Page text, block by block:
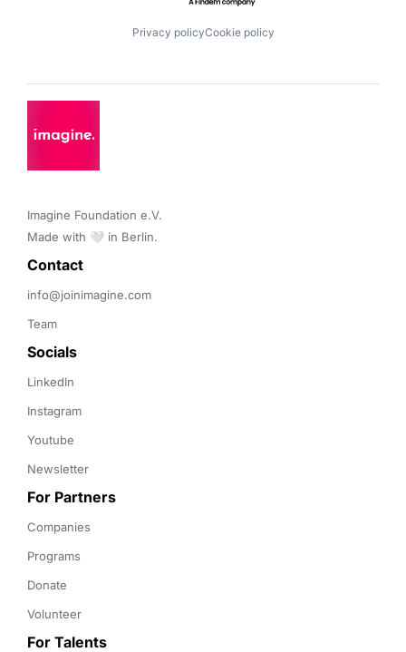
Privacy policyCookie policy
Imagine Foundation e.V.
Made with 🤍 in Berlin.
Contact
info@joinimagine.com
Team
Socials
LinkedIn
Instagram
Youtube
Newsletter
For Partners
Companies
Programs
Donate
Volunteer
For Talents